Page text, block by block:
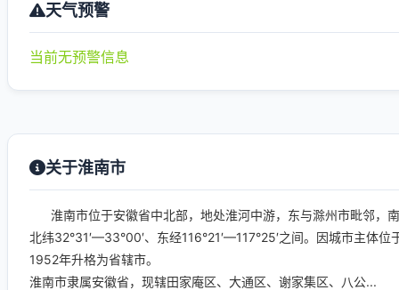
天气预警
当前无预警信息
关于淮南市
淮南市位于安徽省中北部，地处淮河中游，东与滁州市毗邻，
北纬32°31′—33°00′、东经116°21′—117°25′之间。因城市主体
1952年升格为省辖市。
淮南市隶属安徽省，现辖田家庵区、大通区、谢家集区、八公...